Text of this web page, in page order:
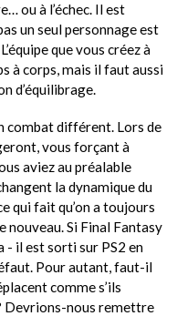
ou à l’échec. Il est
un seul personnage est
que vous créez à
à corps, mais il faut aussi
d’équilibrage.
combat différent. Lors de
vous forçant à
aviez au préalable
la dynamique du
qui fait qu’on a toujours
nouveau. Si Final Fantasy
- il est sorti sur PS2 en
Pour autant, faut-il
comme s’ils
Devrions-nous remettre